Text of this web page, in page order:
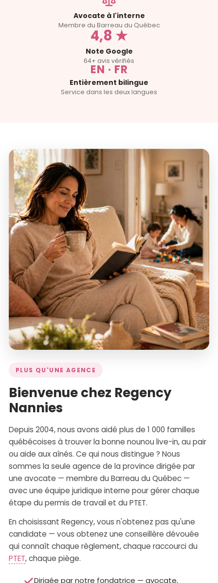
Avocate à l'interne
Membre du Barreau du Québec
4,8 ★
Note Google
64+ avis vérifiés
EN · FR
Entièrement bilingue
Service dans les deux langues
PLUS QU'UNE AGENCE
Bienvenue chez Regency
Nannies
Depuis 2004, nous avons aidé plus de 1 000 familles
québécoises à trouver la bonne nounou live-in, au pair
ou aide aux aînés. Ce qui nous distingue ? Nous
sommes la seule agence de la province dirigée par
une avocate — membre du Barreau du Québec —
avec une équipe juridique interne pour gérer chaque
étape du permis de travail et du PTET.
En choisissant Regency, vous n'obtenez pas qu'une
candidate — vous obtenez une conseillère dévouée
qui connaît chaque règlement, chaque raccourci du
PTET, chaque piège.
Dirigée par notre fondatrice — avocate,